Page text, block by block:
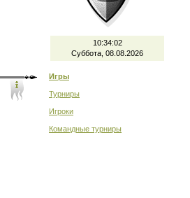
10:34:02
Суббота, 08.08.2026
Игры
Турниры
Игроки
Командные турниры